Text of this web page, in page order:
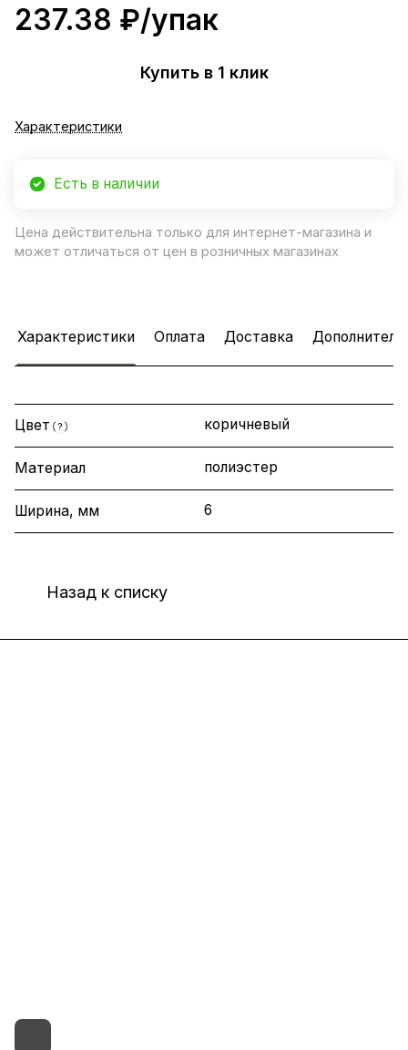
237.38 ₽/упак
Купить в 1 клик
Характеристики
Есть в наличии
Цена действительна только для интернет-магазина и
может отличаться от цен в розничных магазинах
Характеристики Оплата Доставка
Цвет ? коричневый
Материал полиэстер
Ширина, мм 6
Назад к списку